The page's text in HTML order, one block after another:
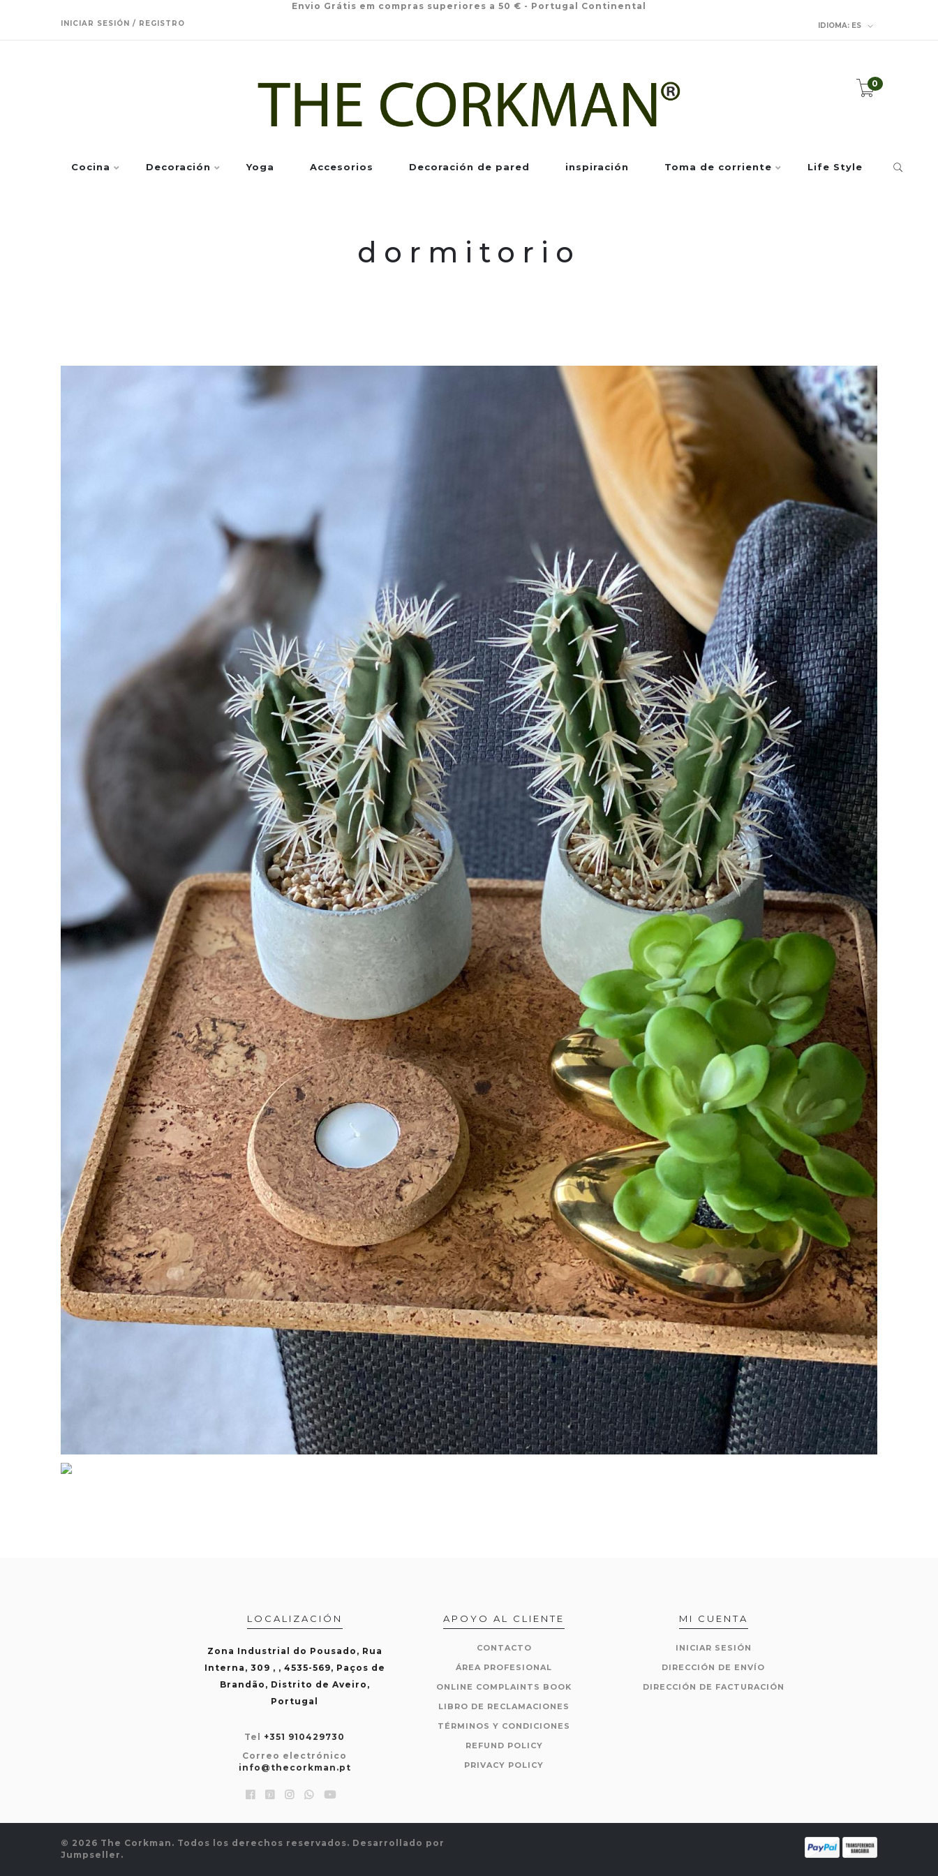
Envio Grátis em compras superiores a 50 € - Portugal Continental
INICIAR SESIÓN / REGISTRO IDIOMA: ES
0
Cocina Decoración Yoga Accesorios Decoración de pared inspiración Toma de corriente Life Style
dormitorio
LOCALIZACIÓN
Zona Industrial do Pousado, Rua
Interna, 309 , , 4535-569, Paços de
Brandão, Distrito de Aveiro,
Portugal
Tel +351 910429730
Correo electrónico
info@thecorkman.pt
APOYO AL CLIENTE
CONTACTO
ÁREA PROFESIONAL
ONLINE COMPLAINTS BOOK
LIBRO DE RECLAMACIONES
TÉRMINOS Y CONDICIONES
REFUND POLICY
PRIVACY POLICY
MI CUENTA
INICIAR SESIÓN
DIRECCIÓN DE ENVÍO
DIRECCIÓN DE FACTURACIÓN
© 2026 The Corkman. Todos los derechos reservados. Desarrollado por
Jumpseller .